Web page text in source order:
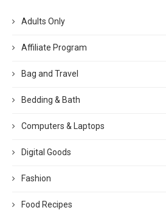
Adults Only
Affiliate Program
Bag and Travel
Bedding & Bath
Computers & Laptops
Digital Goods
Fashion
Food Recipes